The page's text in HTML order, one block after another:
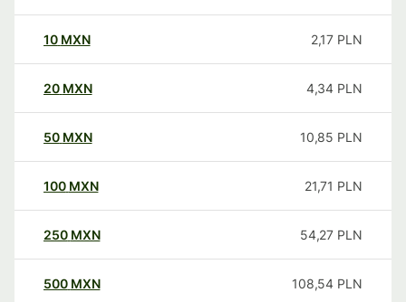
10 MXN 2,17 PLN
20 MXN 4,34 PLN
50 MXN 10,85 PLN
100 MXN 21,71 PLN
250 MXN 54,27 PLN
500 MXN 108,54 PLN